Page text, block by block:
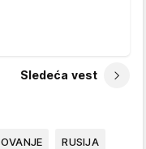
Sledeća vest
RUSIJA